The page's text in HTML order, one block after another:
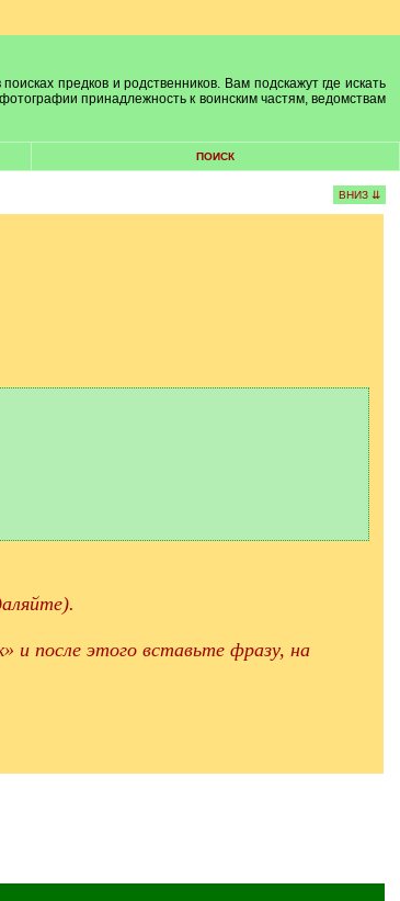
предков и родственников. Вам подскажут где искать
принадлежность к воинским частям, ведомствам
ПОИСК
ВНИЗ ⇊
после этого вставьте фразу, на